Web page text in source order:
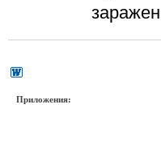
Приложения: